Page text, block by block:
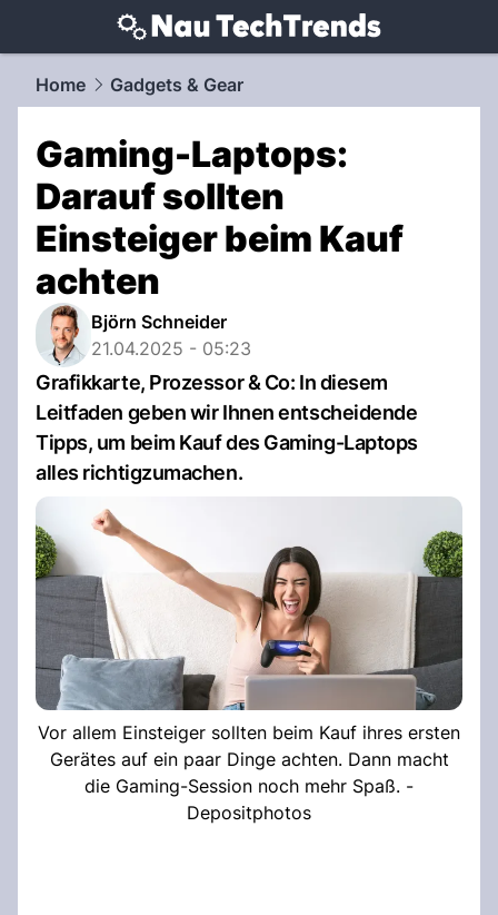
techtrends.NAU.ch
Home Gadgets & Gear
Gaming-Laptops:
Darauf sollten
Einsteiger beim Kauf
achten
Björn Schneider
21.04.2025 - 05:23
Grafikkarte, Prozessor & Co: In diesem
Leitfaden geben wir Ihnen entscheidende
Tipps, um beim Kauf des Gaming-Laptops
alles richtigzumachen.
Vor allem Einsteiger sollten beim Kauf ihres ersten
Gerätes auf ein paar Dinge achten. Dann macht
die Gaming-Session noch mehr Spaß. -
Depositphotos